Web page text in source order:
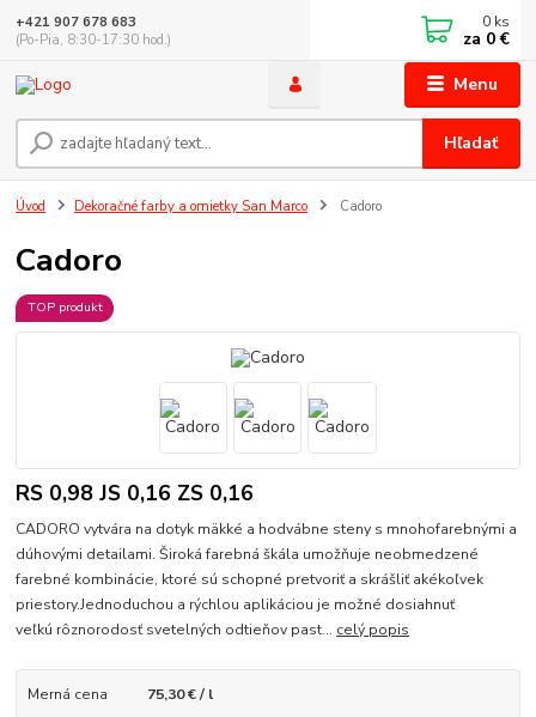
Menu
Hľadať
+421 907 678 683
(Po-Pia, 8:30-17:30 hod.)
0 ks
za 0 €
Úvod Dekoračné farby a omietky San Marco Cadoro
Cadoro
TOP produkt
RS 0,98 JS 0,16 ZS 0,16
CADORO vytvára na dotyk mäkké a hodvábne steny s mnohofarebnými a
dúhovými detailami. Široká farebná škála umožňuje neobmedzené
farebné kombinácie, ktoré sú schopné pretvoriť a skrášliť akékoľvek
priestory.Jednoduchou a rýchlou aplikáciou je možné dosiahnuť
veľkú rôznorodosť svetelných odtieňov past... celý popis
Merná cena
75,30 € / l